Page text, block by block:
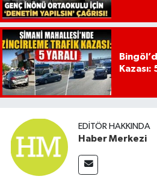
Kazası:
EDITÖR HAKKINDA
Haber Merkezi